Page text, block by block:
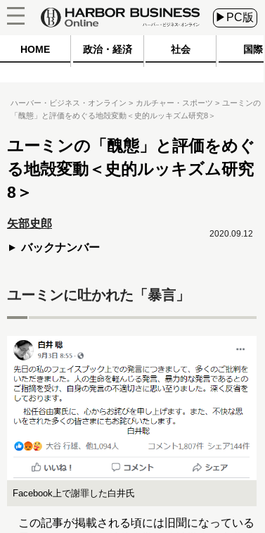
▶PC版
HOME 政治・経済 社会 国際
ハーバー・ビジネス・オンライン カルチャー・スポーツ
ユーミンの
「醜態」と評価をめぐる地殻変動＜史的ルッキズム研究8＞
ユーミンの「醜態」と評価をめぐ
る地殻変動＜史的ルッキズム研究
8＞
矢部史郎
バックナンバー
2020.09.12
ユーミンに吐かれた「暴言」
Facebook上で謝罪した白井氏
この記事が掲載される頃には旧聞になっている